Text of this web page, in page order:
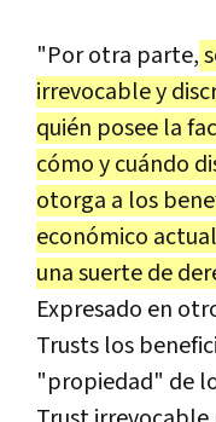
"Por otra parte,
irrevocable y
quién posee la
cómo y cuándo
otorga a los
económico
una suerte de
Expresado en
Trusts los
"propiedad" de